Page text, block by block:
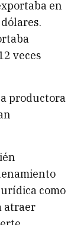
en
veces
productora
como
atraer